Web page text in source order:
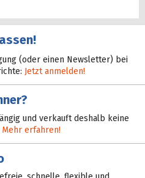
(oder einen Newsletter) bei
Jetzt anmelden!
und verkauft deshalb keine
Mehr erfahren!